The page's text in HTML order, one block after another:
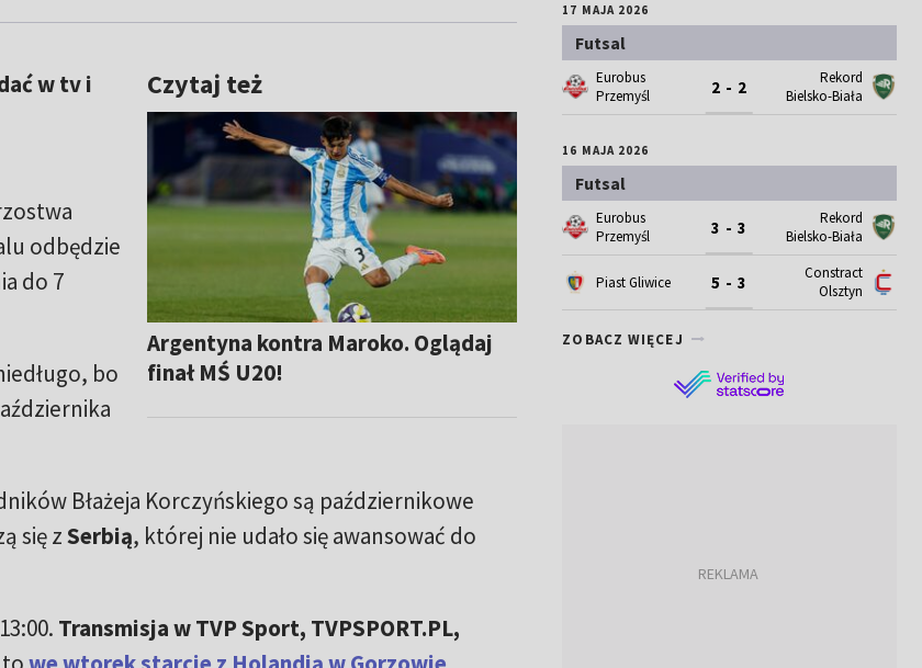
Czytaj też
Argentyna kontra Maroko. Oglądaj
finał MŚ U20!
w tv i
odbędzie
do 7
bo
Błażeja Korczyńskiego są październikowe
się zSerbią, której nie udało się awansować do
Transmisja w TVP Sport, TVPSPORT.PL,
17 MAJA 2026
Futsal
Eurobus
Przemyśl
2 - 2
Rekord
Bielsko-Biała
16 MAJA 2026
Futsal
Eurobus
Przemyśl
3 - 3
Rekord
Bielsko-Biała
Piast Gliwice 5 - 3
Constract
Olsztyn
ZOBACZ WIĘCEJ